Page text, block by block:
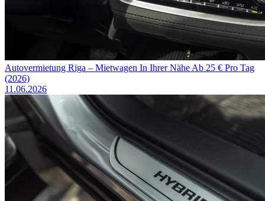
Autovermietung Riga – Mietwagen In Ihrer Nähe Ab 25 € Pro Tag
(2026)
11.06.2026